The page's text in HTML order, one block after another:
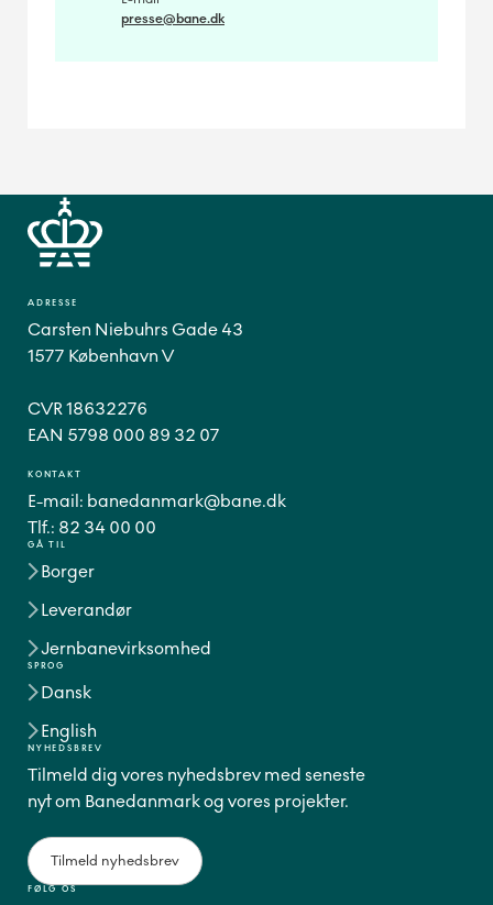
presse@bane.dk
GÅ TIL
Borger
Leverandør
Jernbanevirksomhed
SPROG
Dansk
English
FØLG OS
ADRESSE
Carsten Niebuhrs Gade 43
1577 København V
CVR 18632276
EAN 5798 000 89 32 07
KONTAKT
E-mail: banedanmark@bane.dk
Tlf.: 82 34 00 00
NYHEDSBREV
Tilmeld dig vores nyhedsbrev med seneste
nyt om Banedanmark og vores projekter.
Tilmeld nyhedsbrev